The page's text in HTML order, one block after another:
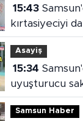
15:43Samsun'da iş yerine girip
kırtasiyeciyi
Asayiş
15:34
uyuşturucu
tutuklandı
Samsun Haber